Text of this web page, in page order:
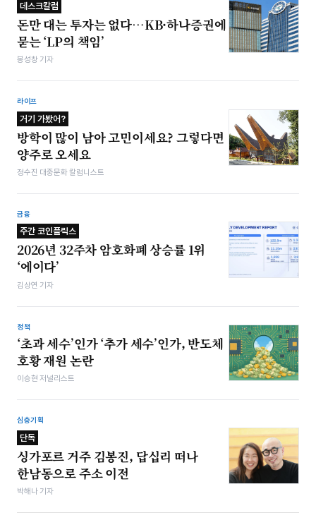
데스크칼럼
돈만 대는 투자는 없다…KB·하나증권에
묻는 ‘LP의 책임’
봉성창 기자
라이프
거기 가봤어?
방학이 많이 남아 고민이세요? 그렇다면
양주로 오세요
정수진 대중문화 칼럼니스트
금융
주간 코인플릭스
2026년 32주차 암호화폐 상승률 1위
‘에이다’
김상연 기자
정책
‘초과 세수’인가 ‘추가 세수’인가, 반도체
호황 재원 논란
이승현 저널리스트
심층기획
단독
싱가포르 거주 김봉진, 답십리 떠나
한남동으로 주소 이전
박해나 기자